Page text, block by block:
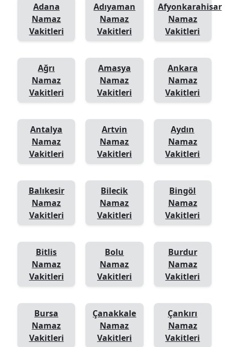
Adana
Namaz
Vakitleri
Adıyaman
Namaz
Vakitleri
Afyonkarahisar
Namaz
Vakitleri
Ağrı
Namaz
Vakitleri
Amasya
Namaz
Vakitleri
Ankara
Namaz
Vakitleri
Antalya
Namaz
Vakitleri
Artvin
Namaz
Vakitleri
Aydın
Namaz
Vakitleri
Balıkesir
Namaz
Vakitleri
Bilecik
Namaz
Vakitleri
Bingöl
Namaz
Vakitleri
Bitlis
Namaz
Vakitleri
Bolu
Namaz
Vakitleri
Burdur
Namaz
Vakitleri
Bursa
Namaz
Vakitleri
Çanakkale
Namaz
Vakitleri
Çankırı
Namaz
Vakitleri